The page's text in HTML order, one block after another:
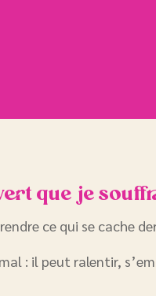
que je
ce qui se cache
: il peut ralentir,